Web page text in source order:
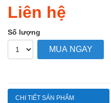
price
Liên hệ
Số lượng
MUA NGAY
CHI TIẾT SẢN PHẨM